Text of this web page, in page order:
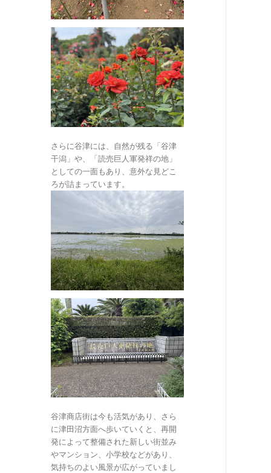
さらに谷津には、自然が残る「谷津
干潟」や、「読売巨人軍発祥の地」
としての一面もあり、意外な見どこ
ろが詰まっています。
谷津商店街は今も活気があり、さら
に津田沼方面へ歩いていくと、再開
発によって整備された新しい街並み
やマンション、小学校などがあり、
気持ちのよい風景が広がっていまし